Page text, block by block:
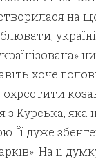
на
хоче
з Курська, яка
Її дуже
На її